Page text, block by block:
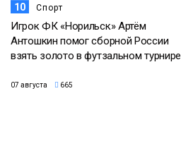
10 Спорт
Игрок ФК «Норильск» Артём
Антошкин помог сборной России
взять золото в футзальном турнире
07 августа 665